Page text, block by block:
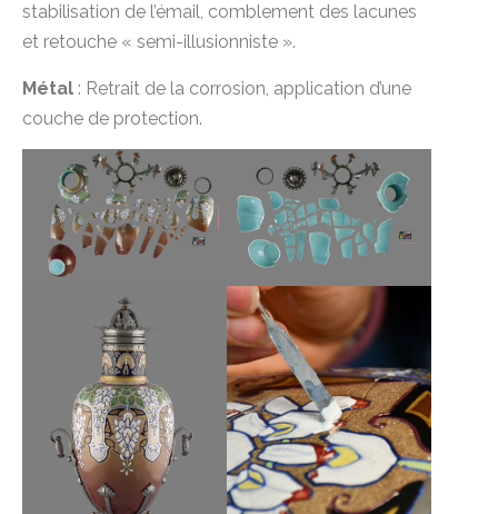
stabilisation de l’émail, comblement des lacunes
et retouche « semi-illusionniste ».
Métal : Retrait de la corrosion, application d’une
couche de protection.